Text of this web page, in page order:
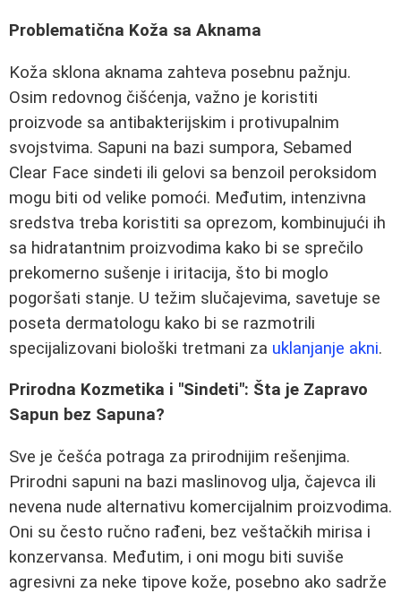
Problematična Koža sa Aknama
Koža sklona aknama zahteva posebnu pažnju.
Osim redovnog čišćenja, važno je koristiti
proizvode sa antibakterijskim i protivupalnim
svojstvima. Sapuni na bazi sumpora, Sebamed
Clear Face sindeti ili gelovi sa benzoil peroksidom
mogu biti od velike pomoći. Međutim, intenzivna
sredstva treba koristiti sa oprezom, kombinujući ih
sa hidratantnim proizvodima kako bi se sprečilo
prekomerno sušenje i iritacija, što bi moglo
pogoršati stanje. U težim slučajevima, savetuje se
poseta dermatologu kako bi se razmotrili
specijalizovani biološki tretmani za uklanjanje akni.
Prirodna Kozmetika i "Sindeti": Šta je Zapravo
Sapun bez Sapuna?
Sve je češća potraga za prirodnijim rešenjima.
Prirodni sapuni na bazi maslinovog ulja, čajevca ili
nevena nude alternativu komercijalnim proizvodima.
Oni su često ručno rađeni, bez veštačkih mirisa i
konzervansa. Međutim, i oni mogu biti suviše
agresivni za neke tipove kože, posebno ako sadrže